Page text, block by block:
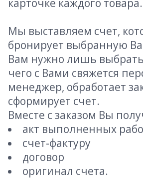
карточке каждого товара.
Мы выставляем счет,
бронирует выбранную
Вам нужно лишь выбрать
чего с Вами свяжется
менеджер, обработает
сформирует счет.
Вместе с заказом Вы
акт выполненных
счет-фактуру
договор
оригинал счета.